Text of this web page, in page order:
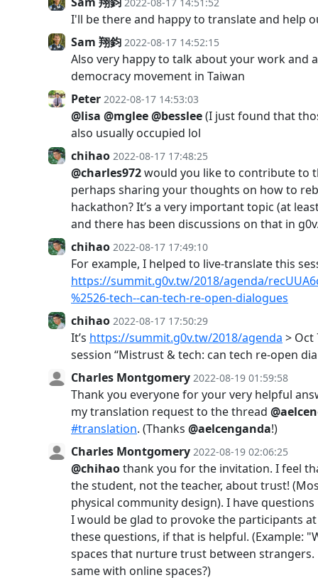
I'll be there and happy to translate and help
Sam 翔鈞 2022-08-17 14:52:15
Also very happy to talk about your work and
democracy movement in Taiwan
Peter 2022-08-17 14:53:03
@lisa @mglee@besslee(I just found that
also usually occupied lol
chihao 2022-08-17 17:48:25
@charles972would you like to contribute to
perhaps sharing your thoughts on how to
hackathon? It’s a very important topic (at
and there has been discussions on that in
chihao 2022-08-17 17:49:10
For example, I helped to live-translate this
https://summit.g0v.tw/2018/agenda/
%2526-tech--can-tech-re-open-dialogues
chihao 2022-08-17 17:50:29
It’s https://summit.g0v.tw/2018/agenda > Oct
session “Mistrust & tech: can tech re-open
Charles Montgomery 2022-08-19 01:59:58
Thank you everyone for your very helpful
my translation request to the thread
#translation. (Thanks @aelcenganda!)
Charles Montgomery 2022-08-19 02:06:25
@chihaothank you for the invitation. I feel
the student, not the teacher, about trust!
physical community design). I have
I would be glad to provoke the participants
these questions, if that is helpful. (Example:
spaces that nurture trust between strangers.
same with online spaces?)